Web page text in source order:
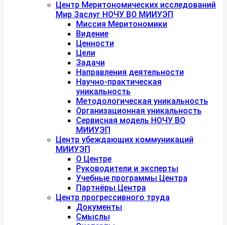
Центр Меритономических исследований
Мир Заслуг НОЧУ ВО МИИУЭП
Миссия Меритономики
Видение
Ценности
Цели
Задачи
Направления деятельности
Научно-практическая
уникальность
Методологическая уникальность
Организационная уникальность
Сервисная модель НОЧУ ВО
МИИУЭП
Центр убеждающих коммуникаций
МИИУЭП
О Центре
Руководители и эксперты
Учебные программы Центра
Партнёры Центра
Центр прогрессивного труда
Документы
Смыслы